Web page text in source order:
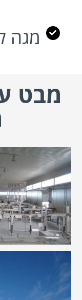
מגה
מבט